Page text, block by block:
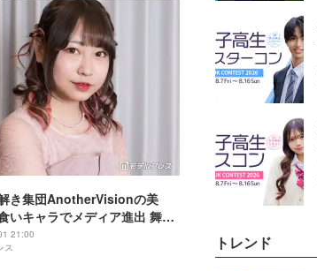
き集団AnotherVisionの美
いキャラでメディア進出 舞台
ミスオブミス モデルプレス
莉佳子＞
21:00
ス
トレンド